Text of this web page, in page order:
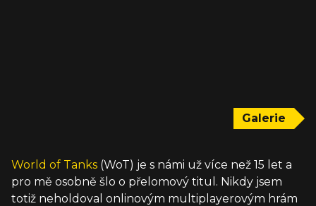
Galerie
World of Tanks (WoT) je s námi už více než 15 let a
pro mě osobně šlo o přelomový titul. Nikdy jsem
totiž neholdoval onlinovým multiplayerovým hrám